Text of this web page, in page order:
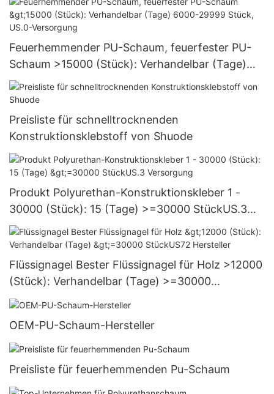
Feuerhemmender PU-Schaum, feuerfester PU-
Schaum >15000 (Stück): Verhandelbar (Tage)
6000-29999 Stück, US.0-Versorgung
Preisliste für schnelltrocknenden
Konstruktionsklebstoff von Shuode
Produkt Polyurethan-Konstruktionskleber 1 -
30000 (Stück): 15 (Tage) >=30000 StückUS.3
Versorgung
Flüssignagel Bester Flüssignagel für Holz >12000
(Stück): Verhandelbar (Tage) >=30000
StückUS72 Hersteller
OEM-PU-Schaum-Hersteller
Preisliste für feuerhemmenden Pu-Schaum